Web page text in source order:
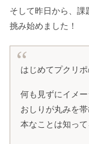
そして昨日から、課
挑み始めました！
はじめてプクリ
何も見ずにイメー
おしりが丸みを
本なことは知って